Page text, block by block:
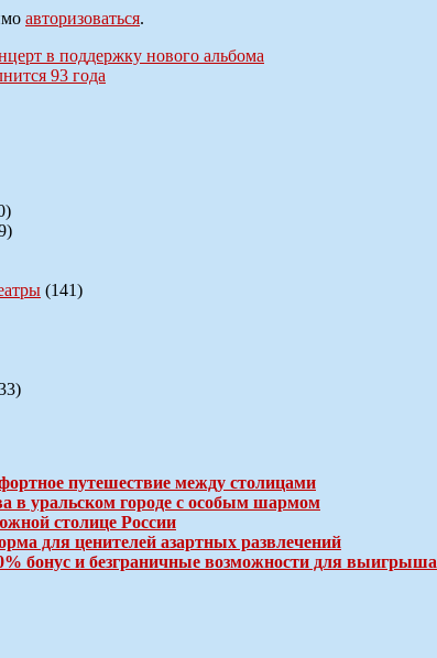
авторизоваться.
в поддержку нового альбома
93 года
(141)
путешествие между столицами
в уральском городе с особым шармом
столице России
для ценителей азартных развлечений
бонус и безграничные возможности для выигрыша